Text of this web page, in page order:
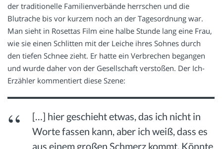
der traditionelle Familienverbände herrschen und die
Blutrache bis vor kurzem noch an der Tagesordnung war.
Man sieht in Rosettas Film eine halbe Stunde lang eine Frau,
wie sie einen Schlitten mit der Leiche ihres Sohnes durch
den tiefen Schnee zieht. Er hatte ein Verbrechen begangen
und wurde daher von der Gesellschaft verstoßen. Der Ich-
Erzähler kommentiert diese Szene:
[…] hier geschieht etwas, das ich nicht in
Worte fassen kann, aber ich weiß, dass es
aus einem großen Schmerz kommt. Könnte